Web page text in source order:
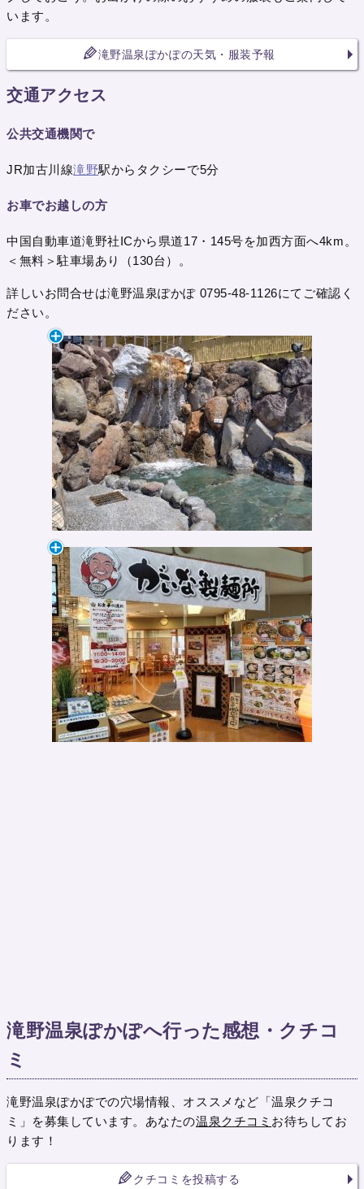
います。
滝野温泉ぽかぽの天気・服装予報
交通アクセス
公共交通機関で
JR加古川線滝野駅からタクシーで5分
お車でお越しの方
中国自動車道滝野社ICから県道17・145号を加西方面へ4km。
＜無料＞駐車場あり（130台）。
詳しいお問合せは滝野温泉ぽかぽ 0795-48-1126にてご確認く
ださい。
滝野温泉ぽかぽへ行った感想・クチコ
ミ
滝野温泉ぽかぽでの穴場情報、オススメなど「温泉クチコ
ミ」を募集しています。あなたの温泉クチコミ お待ちしてお
ります！
クチコミを投稿する